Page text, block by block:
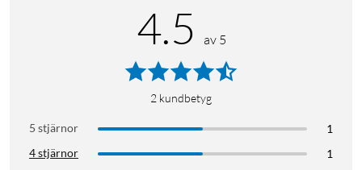
4.5 av 5
2 kundbetyg
5 stjärnor
1
4 stjärnor
1